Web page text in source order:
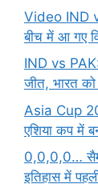
Video IND
बीच में आ गए
IND vs
जीत, भारत
Asia Cup
एशिया कप में
0,0,0,0… सैम
इतिहास में